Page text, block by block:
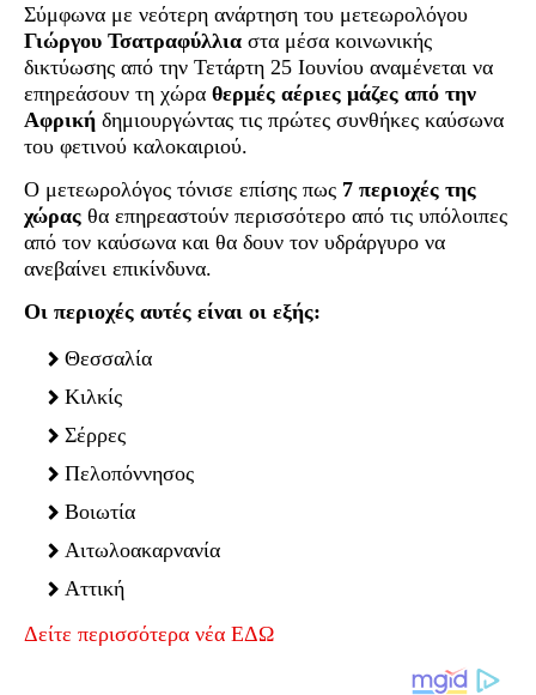
Σύμφωνα με νεότερη ανάρτηση του μετεωρολόγου
Γιώργου Τσατραφύλλια στα μέσα κοινωνικής
δικτύωσης από την Τετάρτη 25 Ιουνίου αναμένεται να
επηρεάσουν τη χώρα θερμές αέριες μάζες από την
Αφρική δημιουργώντας τις πρώτες συνθήκες καύσωνα
του φετινού καλοκαιριού.
Ο μετεωρολόγος τόνισε επίσης πως 7 περιοχές της
χώρας θα επηρεαστούν περισσότερο από τις υπόλοιπες
από τον καύσωνα και θα δουν τον υδράργυρο να
ανεβαίνει επικίνδυνα.
Οι περιοχές αυτές είναι οι εξής:
Θεσσαλία
Κιλκίς
Σέρρες
Πελοπόννησος
Βοιωτία
Αιτωλοακαρνανία
Αττική
Δείτε περισσότερα νέα ΕΔΩ